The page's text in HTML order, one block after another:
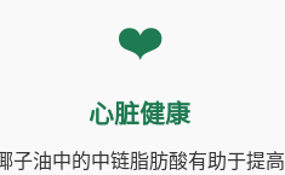
❤️
心脏健康
子油中的中链脂肪酸有助于提高